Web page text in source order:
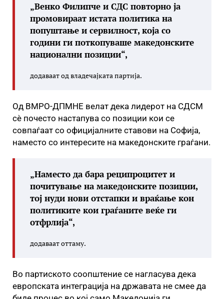
„Венко Филипче и СДС повторно ја
промовираат истата политика на
попуштање и сервилност, која со
години ги поткопуваше македонските
национални позиции“,
додаваат од владечајката партија.
Од ВМРО-ДПМНЕ велат дека лидерот на СДСМ
сè почесто настапува со позиции кои се
совпаѓаат со официјалните ставови на Софија,
наместо со интересите на македонските граѓани.
„Наместо да бара реципроцитет и
почитување на македонските позиции,
тој нуди нови отстапки и враќање кон
политиките кои граѓаните веќе ги
отфрлија“,
додаваат оттаму.
Во партиското соопштение се нагласува дека
европската интеграција на државата не смее да